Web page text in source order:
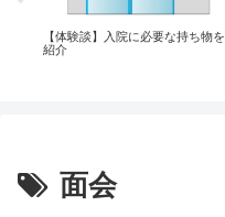
【体験談】入院に必要な持ち物を
紹介
面会